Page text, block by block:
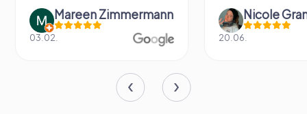
Mareen Zimmermann
03.02.
Nicole
20.06.